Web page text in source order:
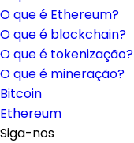
O que é Ethereum?
O que é blockchain?
O que é tokenização?
O que é mineração?
Bitcoin
Ethereum
Siga-nos